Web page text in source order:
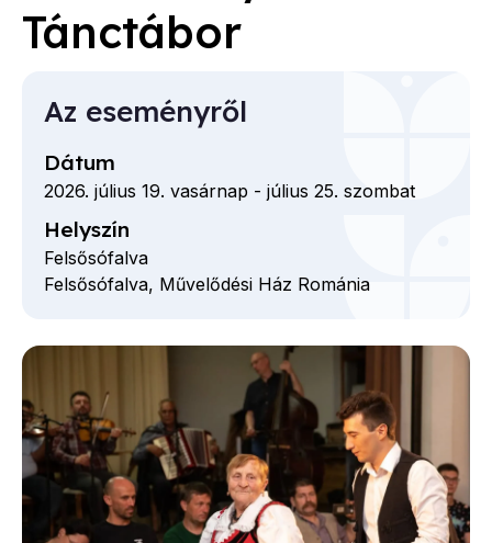
Tánctábor
Az eseményről
Dátum
2026. július 19. vasárnap - július 25. szombat
Helyszín
Felsősófalva
Felsősófalva, Művelődési Ház Románia